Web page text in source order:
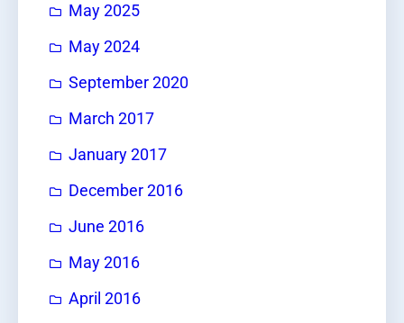
May 2025
May 2024
September 2020
March 2017
January 2017
December 2016
June 2016
May 2016
April 2016